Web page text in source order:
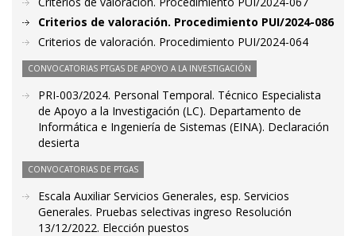
Criterios de valoración. Procedimiento PUI/2024-086
Criterios de valoración. Procedimiento PUI/2024-064
CONVOCATORIAS PTGAS DE APOYO A LA INVESTIGACIÓN
PRI-003/2024. Personal Temporal. Técnico Especialista
de Apoyo a la Investigación (LC). Departamento de
Informática e Ingeniería de Sistemas (EINA). Declaración
desierta
CONVOCATORIAS DE PTGAS
Escala Auxiliar Servicios Generales, esp. Servicios
Generales. Pruebas selectivas ingreso Resolución
13/12/2022. Elección puestos